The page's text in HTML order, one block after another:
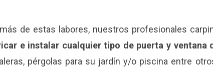
de estas labores, nuestros profesionales
e instalar cualquier tipo de puerta y ventana
pérgolas para su jardín y/o piscina entre